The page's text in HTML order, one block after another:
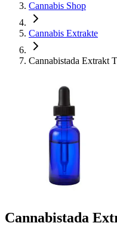
Cannabis Shop
Cannabis Extrakte
Cannabistada Extrakt
Cannabistada